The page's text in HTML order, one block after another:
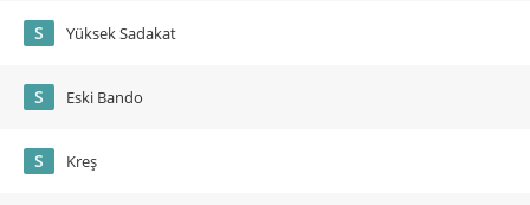
S Yüksek Sadakat
S Eski Bando
S Kreş